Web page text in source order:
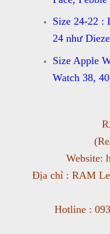
Size 24-22 :
24 như
Size Apple
Watch 38,
Website:
Địa chỉ : RAM
Hotline :